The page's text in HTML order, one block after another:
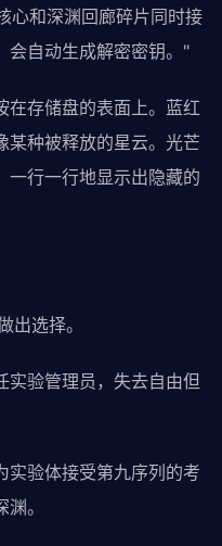
心和深渊回廊碎片同时接
会自动生成解密密钥。"
在存储盘的表面上。蓝红
某种被释放的星云。光芒
一行一行地显示出隐藏的
出选择。
实验管理员，失去自由但
实验体接受第九序列的考
。